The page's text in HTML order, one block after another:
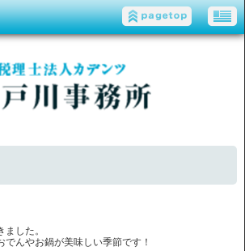
した。
んやお鍋が美味しい季節です！